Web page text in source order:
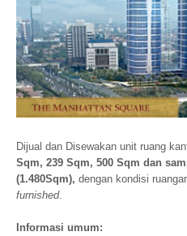
Dijual dan Disewakan unit ruang
Sqm, 239 Sqm, 500 Sqm dan
(1.480Sqm), dengan kondisi
furnished.
Informasi umum: